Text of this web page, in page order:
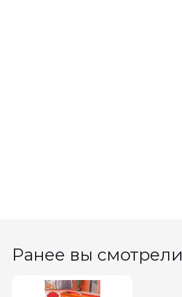
Ранее вы смотрели